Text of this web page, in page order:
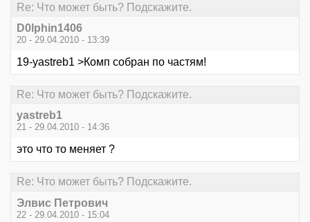
Re: Что может быть? Подскажите.
D0lphin1406
20 - 29.04.2010 - 13:39
19-yastreb1 >Комп собран по частям!
Re: Что может быть? Подскажите.
yastreb1
21 - 29.04.2010 - 14:36
это что то меняет ?
Re: Что может быть? Подскажите.
Элвис Петрович
22 - 29.04.2010 - 15:04